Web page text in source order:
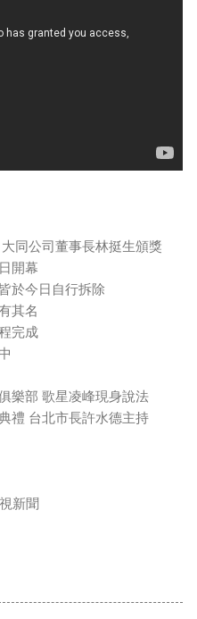
同公司董事長林挺生頒獎
開幕
於今日自行拆除
其名
完成
樂部 歌星凌峰現身說法
禮 台北市長許水德主持
新聞